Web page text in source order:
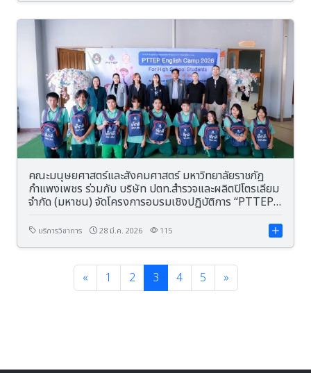
คณะมนุษยศาสตร์และสังคมศาสตร์ มหาวิทยาลัยราชภัฏ
กำแพงเพชร ร่วมกับ บริษัท ปตท.สำรวจและผลิตปิโตรเลียม
จำกัด (มหาชน) จัดโครงการอบรมเชิงปฏิบัติการ “PTTEP
ครั้งที่ 3
บริการวิชาการ 28 มี.ค. 2026 115
« 1 2 3 4 5 »